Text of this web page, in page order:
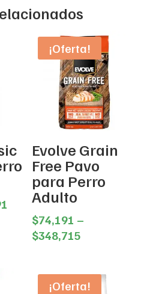
Current
price
¡Oferta!
Evolve Grain
Free Pavo
para Perro
Adulto
$74,191 –
$348,715
through
¡Oferta!